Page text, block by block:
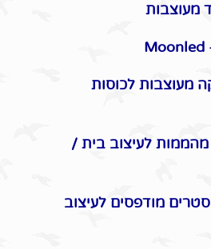
מעוצבות
מעוצבות לכוסות
לעיצוב בית /
מודפסים לעיצוב